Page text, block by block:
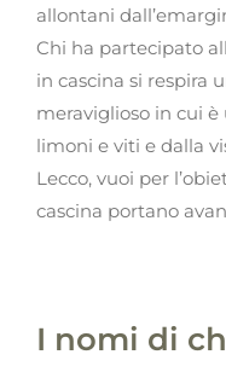
allontani
Chi ha partecipato
in cascina si respira
meraviglioso in cui
limoni e viti e dalla
Lecco, vuoi per
cascina portano
I nomi di